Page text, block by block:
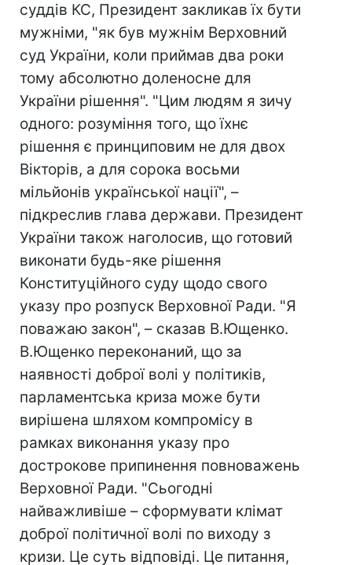
суддів КС, Президент закликав їх бути
мужніми, "як був мужнім Верховний
суд України, коли приймав два роки
тому абсолютно доленосне для
України рішення". "Цим людям я зичу
одного: розуміння того, що їхнє
рішення є принциповим не для двох
Вікторів, а для сорока восьми
мільйонів української нації", –
підкреслив глава держави. Президент
України також наголосив, що готовий
виконати будь-яке рішення
Конституційного суду щодо свого
указу про розпуск Верховної Ради. "Я
поважаю закон", – сказав В.Ющенко.
В.Ющенко переконаний, що за
наявності доброї волі у політиків,
парламентська криза може бути
вирішена шляхом компромісу в
рамках виконання указу про
дострокове припинення повноважень
Верховної Ради. "Сьогодні
найважливіше – сформувати клімат
доброї політичної волі по виходу з
кризи. Це суть відповіді. Це питання,